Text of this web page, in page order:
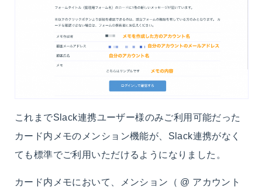
これまでSlack連携ユーザー様のみご利用可能だった
カード内メモのメンション機能が、Slack連携がなく
ても標準でご利用いただけるようになりました。
カード内メモにおいて、メンション（ @ アカウント